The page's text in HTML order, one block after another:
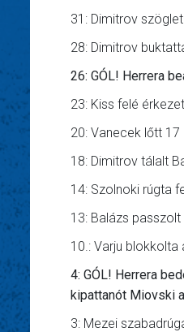
31: Dimitrov
28: Dimitrov
26: GÓL! Herrera
23: Kiss felé
20: Vanecek lőtt
18: Dimitrov tálalt
14: Szolnoki rúgta
13: Balázs
10.: Varju blokkolta
4: GÓL! Herrera
kipattanót Miovski
3: Mezei